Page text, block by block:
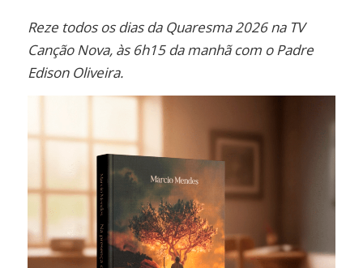
Link
Reze todos os dias da Quaresma 2026 na TV
Canção Nova, às 6h15 da manhã com o Padre
Edison Oliveira.